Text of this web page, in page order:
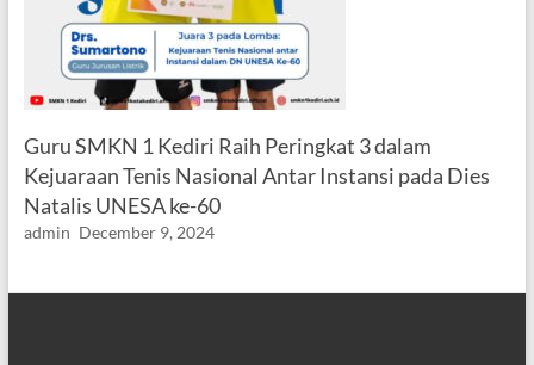
Guru SMKN 1 Kediri Raih Peringkat 3 dalam
Kejuaraan Tenis Nasional Antar Instansi pada Dies
Natalis UNESA ke-60
admin December 9, 2024